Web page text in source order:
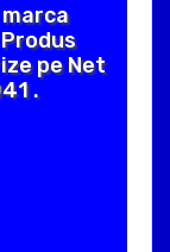
marca
pe Net
.